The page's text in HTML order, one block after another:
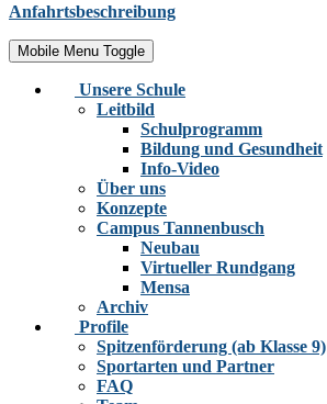
Anfahrtsbeschreibung
Mobile Menu Toggle
Unsere Schule
Leitbild
Schulprogramm
Bildung und Gesundheit
Info-Video
Über uns
Konzepte
Campus Tannenbusch
Neubau
Virtueller Rundgang
Mensa
Archiv
Profile
Spitzenförderung (ab Klasse 9)
Sportarten und Partner
FAQ